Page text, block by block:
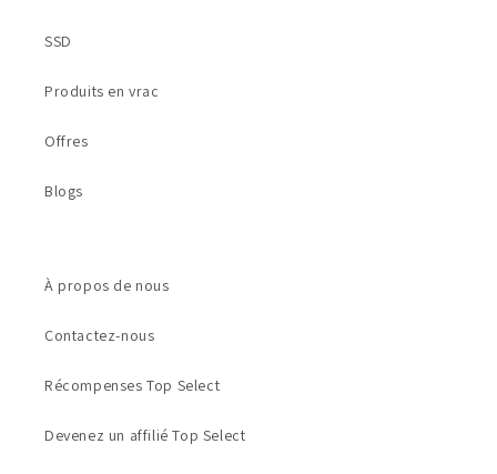
SSD
Produits en vrac
Offres
Blogs
À propos de nous
Contactez-nous
Récompenses Top Select
Devenez un affilié Top Select